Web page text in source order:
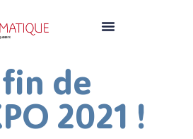
de
2021 !